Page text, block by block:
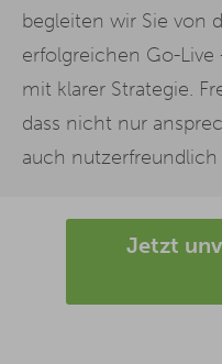
begleiten wir Sie von
erfolgreichen Go-
mit klarer Strategie.
dass nicht nur
auch nutzerfreundlich
Jetzt